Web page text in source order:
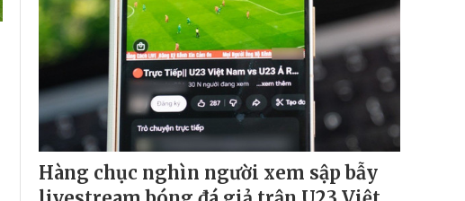
Hàng chục nghìn người xem sập bẫy